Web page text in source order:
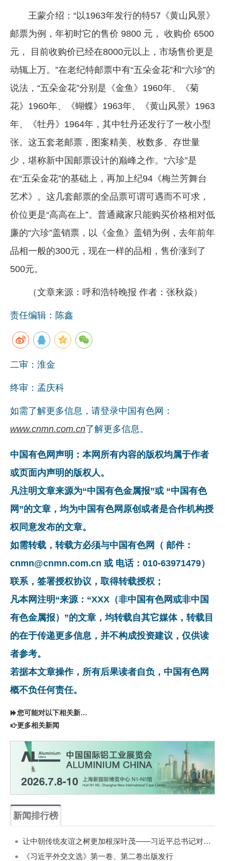
王蒙介绍：“以1963年发行的特57《黄山风景》
邮票为例，年初时它的售价 9800 元， 收购价 6500
元， 目前收购价已经在8000元以上，市场售价更是
动辄上万。”在老纪特邮票中有“五朵金花”和“六珍”的
说法，“五朵金花”分别是《金鱼》1960年、《菊
花》1960年、《蝴蝶》1963年、《黄山风景》1963
年、《牡丹》1964年，其中牡丹还发行了一枚小型
张。这五套老邮票，图案精美、枚数多、存世量
少，堪称新中国邮票设计的巅峰之作。“六珍”是
在“五朵金花”的基础上，再加上纪94《梅兰芳舞台
艺术》。这几套邮票的全品票可谓可遇而不可求，
价位更是“高高在上”。普通藏家只能购买价格相对低
廉的“六珍”盖销票，以《金鱼》盖销为例，去年前年
品相一般的300元，现在一样的品相，售价涨到了
500元。
（文章来源：呼和浩特晚报 作者：张秋焱）
责任编辑：陈鑫
二审：淮金
终审：孟庆科
如需了解更多信息，请登录中国有色网：
www.cnmn.com.cn了解更多信息。
中国有色网声明：本网所有内容的版权均属于作者
或页面内声明的版权人。
凡注明文章来源为“中国有色金属报”或 “中国有色
网”的文章，均为中国有色网原创或者是合作机构授
权同意发布的文章。
如需转载，转载方必须与中国有色网（ 邮件：
cnmn@cnmn.com.cn 或 电话：010-63971479）
联系，签署授权协议，取得转载授权；
凡本网注明“来源：“XXX（非中国有色网或非中国
有色金属报）”的文章，均转载自其它媒体，转载目
的在于传递更多信息，并不构成投资建议，仅供读
者参考。
若据本文章操作，所有后果读者自负，中国有色网
概不负任何责任。
您可能对以下相关新闻同样感兴趣
更多相关新闻
新闻排行榜
让中朝传统友谊之树更加根深叶茂——习近平总书记对朝鲜进行国事访问纪实
《习近平外交文选》第一卷、第二卷出版发行